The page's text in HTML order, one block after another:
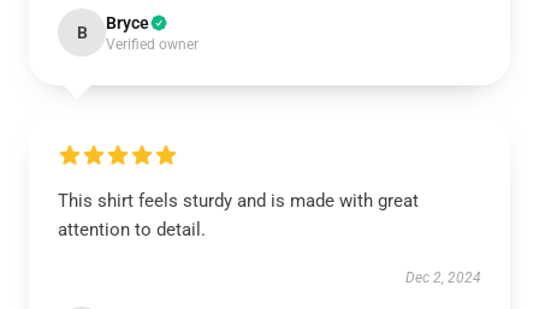
B Bryce
Verified owner
This shirt feels sturdy and is made with great
attention to detail.
Dec 2, 2024